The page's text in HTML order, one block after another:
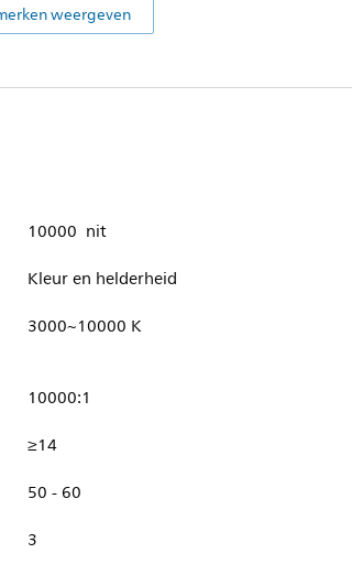
weergeven
10000 nit
Kleur en helderheid
3000~10000 K
10000:1
≥14
50 - 60
3